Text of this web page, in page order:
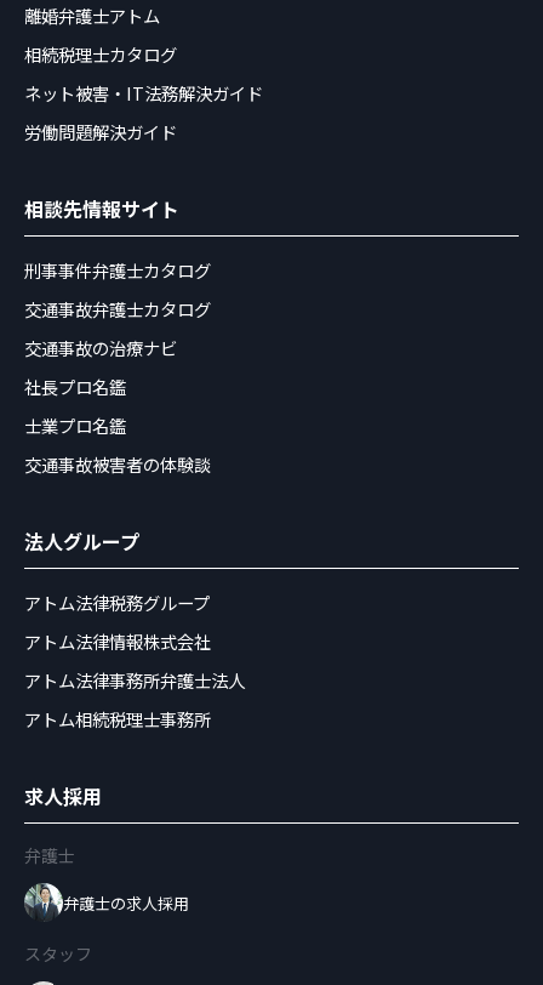
離婚弁護士アトム
相続税理士カタログ
ネット被害・IT法務解決ガイド
労働問題解決ガイド
相談先情報サイト
刑事事件弁護士カタログ
交通事故弁護士カタログ
交通事故の治療ナビ
社長プロ名鑑
士業プロ名鑑
交通事故被害者の体験談
法人グループ
アトム法律税務グループ
アトム法律情報株式会社
アトム法律事務所弁護士法人
アトム相続税理士事務所
求人採用
弁護士
弁護士の求人採用
スタッフ